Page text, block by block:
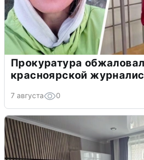
Прокуратура
красноярской
7 августа 0